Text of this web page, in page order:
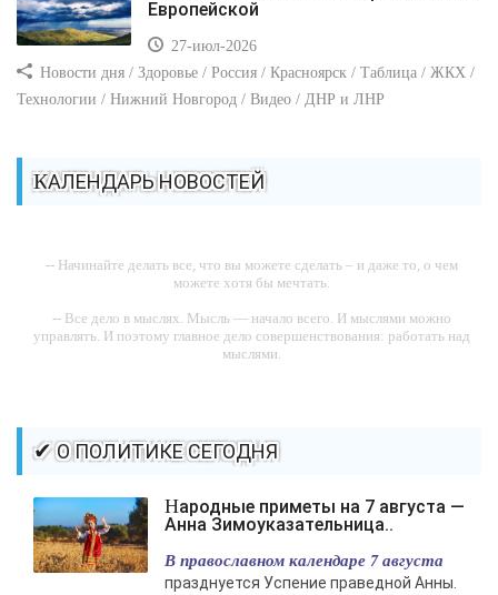
Европейской
27-июл-2026
Новости дня / Здоровье / Россия / Красноярск / Таблица / ЖКХ /
Технологии / Нижний Новгород / Видео / ДНР и ЛНР
КАЛЕНДАРЬ НОВОСТЕЙ
-- Начинайте делать все, что вы можете сделать – и даже то, о чем
можете хотя бы мечтать.
-- Все дело в мыслях. Мысль — начало всего. И мыслями можно
управлять. И поэтому главное дело совершенствования: работать над
мыслями.
-- Самое большое богатство — это ум. Самая большая нищета —
глупость. Из всех страхов самый пугающий — самолюбование.
-- Лучшее, что можно сделать с хорошим советом, это пропустить его
мимо ушей. Он никогда не бывает полезен никому, кроме того, кто его
дал.
-- Люблю давать советы и очень не люблю, когда их дают мне.
✔ О ПОЛИТИКЕ СЕГОДНЯ
Народные приметы на 7 августа —
Анна Зимоуказательница..
В православном календаре 7 августа
празднуется Успение праведной Анны.